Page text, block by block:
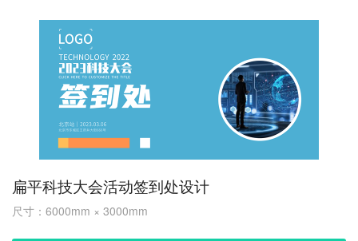
扁平科技大会活动签到处设计
尺寸：6000mm × 3000mm